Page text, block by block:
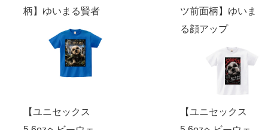
柄】ゆいまる賢者
ツ前面柄】ゆいま
る顔アップ
【ユニセックス
【ユニセックス